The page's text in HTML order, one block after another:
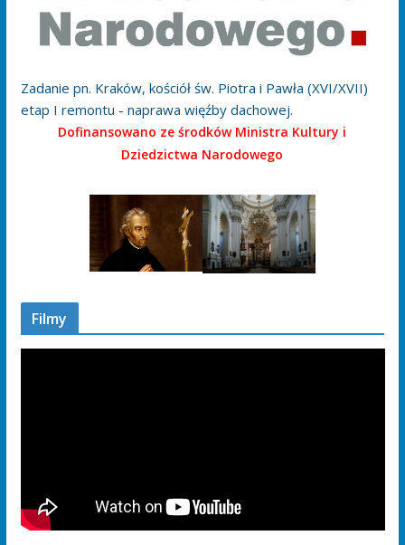
Zadanie pn. Kraków, kościół św. Piotra i Pawła (XVI/XVII)
etap I remontu - naprawa więźby dachowej.
Dofinansowano ze środków Ministra Kultury i
Dziedzictwa Narodowego
Filmy